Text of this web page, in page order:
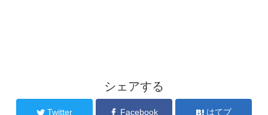
シェアする
Twitter Facebook はてブ